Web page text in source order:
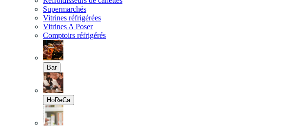
Supermarchés
Vitrines réfrigérées
Vitrines A Poser
Comptoirs réfrigérés
Bar
HoReCa